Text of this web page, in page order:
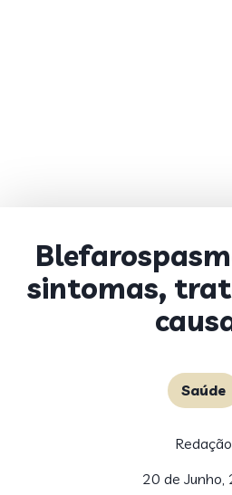
sintomas,
Saúde
Redação
20 de Junho,